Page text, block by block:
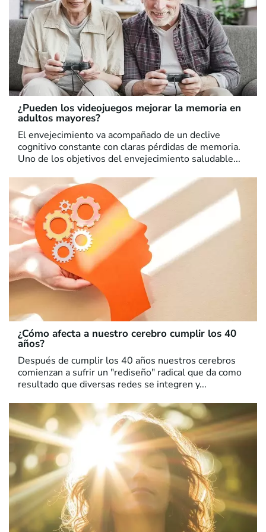
¿Pueden los videojuegos mejorar la memoria en
adultos mayores?
El envejecimiento va acompañado de un declive
cognitivo constante con claras pérdidas de memoria.
Uno de los objetivos del envejecimiento saludable...
¿Cómo afecta a nuestro cerebro cumplir los 40
años?
Después de cumplir los 40 años nuestros cerebros
comienzan a sufrir un "rediseño" radical que da como
resultado que diversas redes se integren y...